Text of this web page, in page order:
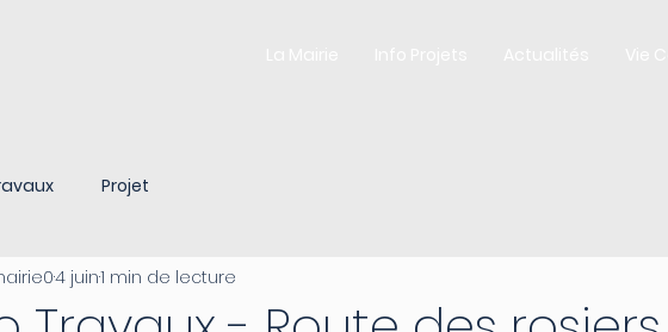
Projet
4 juin1 min de lecture